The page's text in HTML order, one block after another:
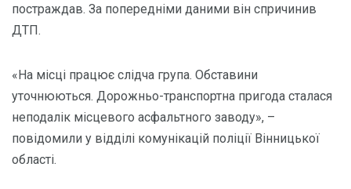
постраждав. За попередніми даними він спричинив
ДТП.
«На місці працює слідча група. Обставини
уточнюються. Дорожньо-транспортна пригода сталася
неподалік місцевого асфальтного заводу», –
повідомили у відділі комунікацій поліції Вінницької
області.